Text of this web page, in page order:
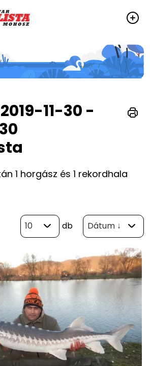
11-30 -
1 horgász és 1 rekordhala
10 db Dátum ↓